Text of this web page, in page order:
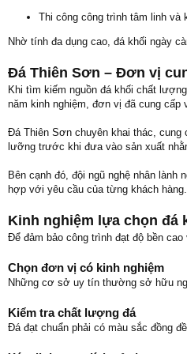
Thi công công trình tâm linh và
Nhờ tính đa dụng cao, đá khối ngày
Đá Thiên Sơn – Đơn vị
Khi tìm kiếm nguồn đá khối chất
năm kinh nghiệm, đơn vị đã cung cấp
Đá Thiên Sơn chuyên khai thác,
lưỡng trước khi đưa vào sản xuất
Bên cạnh đó, đội ngũ nghệ nhân
hợp với yêu cầu của từng khách hàng.
Kinh nghiệm lựa chọn đá
Để đảm bảo công trình đạt độ bền
Chọn đơn vị có kinh nghiệm
Những cơ sở uy tín thường sở hữu
Kiểm tra chất lượng đá
Đá đạt chuẩn phải có màu sắc đồng